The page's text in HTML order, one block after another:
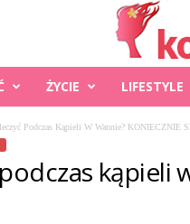
ŻYCIE LIFESTYLE
Podczas Kąpieli W Wannie? KONIECZNIE
kąpieli